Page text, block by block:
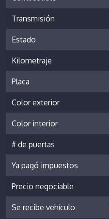
Transmisión
Estado
Kilometraje
Placa
Color exterior
Color interior
# de puertas
Ya pagó impuestos
Precio negociable
Se recibe vehículo